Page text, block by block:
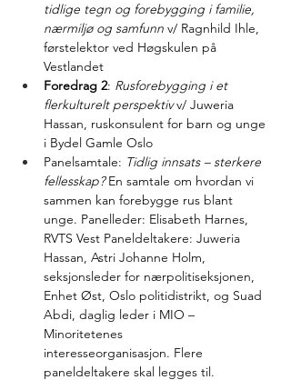
tidlige tegn og forebygging i familie,
nærmiljø og samfunn v/ Ragnhild Ihle,
førstelektor ved Høgskulen på
Vestlandet
Foredrag 2: Rusforebygging i et
flerkulturelt perspektiv v/ Juweria
Hassan, ruskonsulent for barn og unge
i Bydel Gamle Oslo
Panelsamtale: Tidlig innsats – sterkere
fellesskap? En samtale om hvordan vi
sammen kan forebygge rus blant
unge. Panelleder: Elisabeth Harnes,
RVTS Vest Paneldeltakere: Juweria
Hassan, Astri Johanne Holm,
seksjonsleder for nærpolitiseksjonen,
Enhet Øst, Oslo politidistrikt, og Suad
Abdi, daglig leder i MIO –
Minoritetenes
interesseorganisasjon. Flere
paneldeltakere skal legges til.